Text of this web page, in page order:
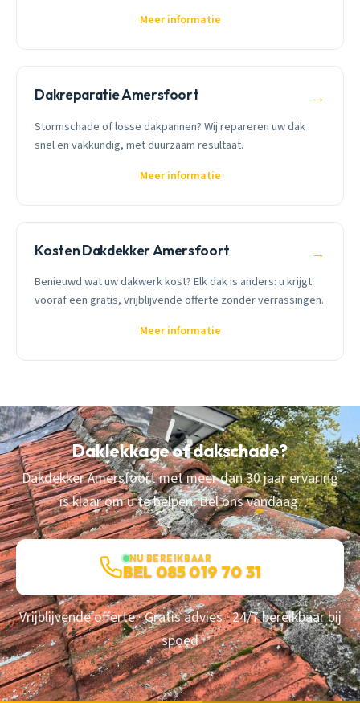
Meer informatie
Dakreparatie Amersfoort →
Stormschade of losse dakpannen? Wij repareren uw dak
snel en vakkundig, met duurzaam resultaat.
Meer informatie
Kosten Dakdekker Amersfoort →
Benieuwd wat uw dakwerk kost? Elk dak is anders: u krijgt
vooraf een gratis, vrijblijvende offerte zonder verrassingen.
Meer informatie
Daklekkage of dakschade?
Dakdekker Amersfoort met meer dan 30 jaar ervaring
is klaar om u te helpen. Bel ons vandaag.
NU BEREIKBAAR
BEL 085 019 70 31
Vrijblijvende offerte · Gratis advies · 24/7 bereikbaar bij
spoed